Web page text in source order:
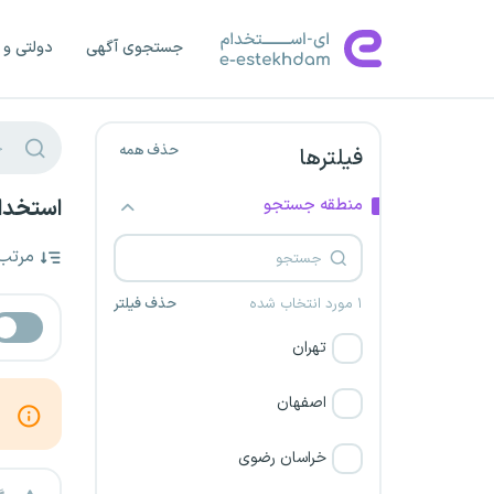
جستجوی آگهی دولتی
فیلترها حذف همه
منطقه جستجو
۱ مورد انتخاب شده حذف فیلتر
تهران
اصفهان
خراسان رضوی